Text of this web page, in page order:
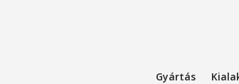
Gyártás